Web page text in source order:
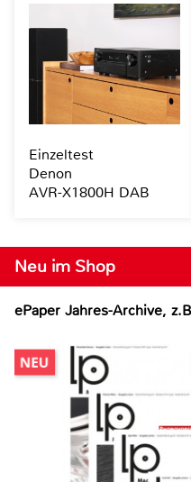
Neu im Shop
ePaper Jahres-Archive,
Einzeltest
Denon
AVR-X1800H DAB